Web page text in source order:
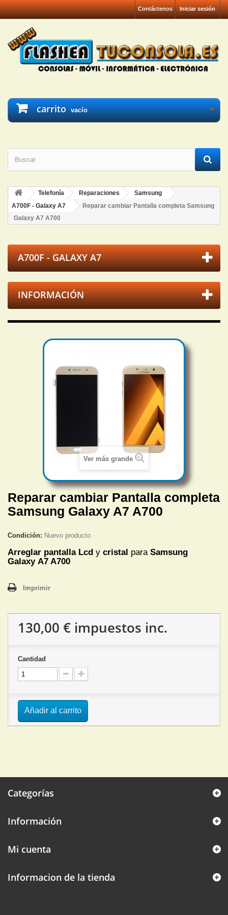
Iniciar sesión
Contáctenos
carrito vacío
Telefonía Reparaciones
Samsung
A700F - Galaxy A7
Reparar cambiar Pantalla completa Samsung
Galaxy A7 A700
A700F - GALAXY A7
INFORMACIÓN
Ver más grande
Reparar cambiar Pantalla completa
Samsung Galaxy A7 A700
Condición: Nuevo producto
Arreglar pantalla Lcd y cristal para Samsung
Galaxy A7 A700
Imprimir
130,00 € impuestos inc.
Cantidad
Añadir al carrito
Categorías
Información
Mi cuenta
Informacion de la tienda